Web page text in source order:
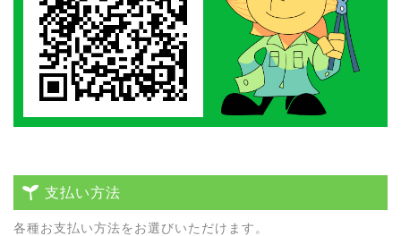
支払い方法
各種お⽀払い⽅法をお選びいただけます。